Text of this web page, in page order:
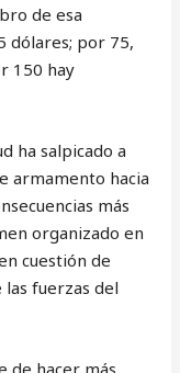
de esa
dólares; por 75,
150 hay
ha salpicado a
armamento hacia
más
organizado en
cuestión de
fuerzas del